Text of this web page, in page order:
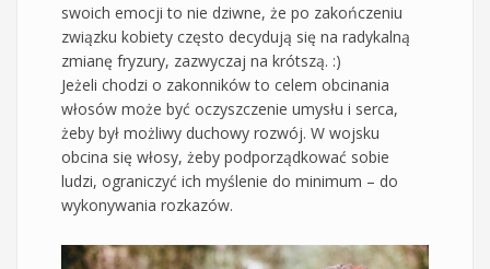
swoich emocji to nie dziwne, że po zakończeniu
związku kobiety często decydują się na radykalną
zmianę fryzury, zazwyczaj na krótszą. :)
Jeżeli chodzi o zakonników to celem obcinania
włosów może być oczyszczenie umysłu i serca,
żeby był możliwy duchowy rozwój. W wojsku
obcina się włosy, żeby podporządkować sobie
ludzi, ograniczyć ich myślenie do minimum – do
wykonywania rozkazów.